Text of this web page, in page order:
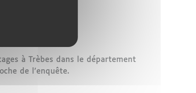
à Trèbes dans le département
de l’enquête.